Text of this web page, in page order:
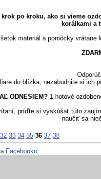
krok po kroku, ako si vieme
korálkami a
materiál a pomôcky vrátane
do blízka, nezabudnite si ich
ODNESIEM? 1 hotové
príďte si vyskúšať túto
naučiť sa
32 33 34 35 36 37 38
Facebooku